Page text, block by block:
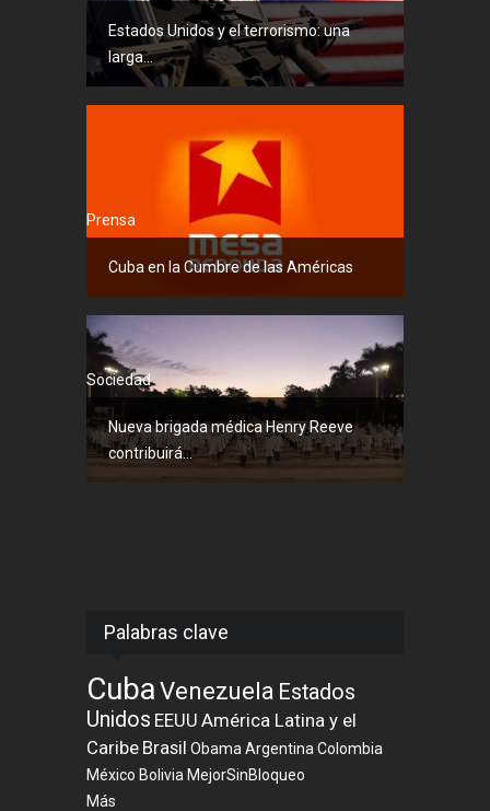
Estados Unidos y el terrorismo: una
larga...
Prensa
Cuba en la Cumbre de las Américas
Sociedad
Nueva brigada médica Henry Reeve
contribuirá...
Palabras clave
CubaVenezuela Estados
Unidos EEUU América Latina y el
Caribe Brasil Obama Argentina Colombia
México Bolivia MejorSinBloqueo
Más